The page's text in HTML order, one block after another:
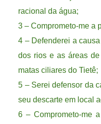
racional da água;
3 – Comprometo-me a
4 – Defenderei a
dos rios e as áreas
matas ciliares do Tietê;
5 – Serei defensor da
seu descarte em local
6 – Comprometo-me